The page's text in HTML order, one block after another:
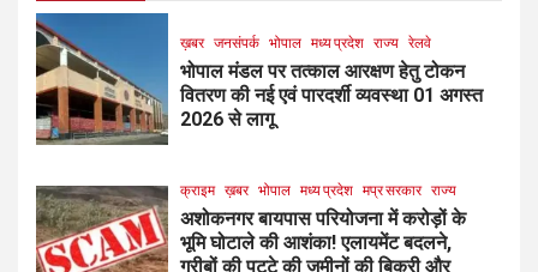
ख़बर जनसंपर्क भोपाल मध्य प्रदेश राज्य रेलवे
भोपाल मंडल पर तत्काल आरक्षण हेतु टोकन
वितरण की नई एवं पारदर्शी व्यवस्था 01 अगस्त
2026 से लागू
क्राइम ख़बर भोपाल मध्य प्रदेश मप्र सरकार राज्य
अशोकनगर बायपास परियोजना में करोड़ों के
भूमि घोटाले की आशंका! एलायमेंट बदलने,
गरीबों की पट्टे की जमीनों की बिक्री और